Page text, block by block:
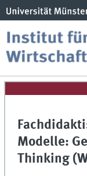
Modelle:
Thinking